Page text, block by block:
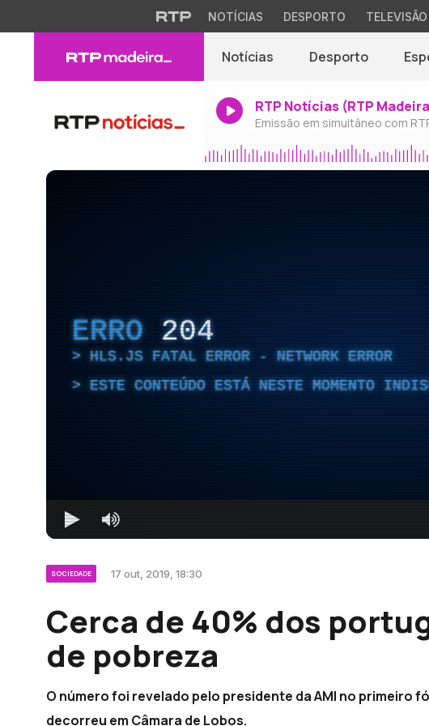
NOTÍCIAS DESPORTO TELEVISÃO
Notícias Desporto
RTP Notícias (RTP
Emissão em simultâneo com
ERRO 204
HLS.JS FATAL ERROR - NETWORK ERROR
ESTE CONTEÚDO ESTÁ NESTE MOMENTO
SOCIEDADE 17 out, 2019, 18:30
Cerca de 40% dos
de pobreza
O número foi revelado pelo presidente da AMI no primeiro
decorreu em Câmara de Lobos.